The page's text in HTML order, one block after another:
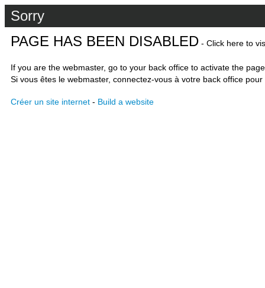
Sorry
PAGE HAS BEEN DISABLED - Click here to
If you are the webmaster, go to your back office to activate the
Si vous êtes le webmaster, connectez-vous à votre back office
Créer un site internet - Build a website